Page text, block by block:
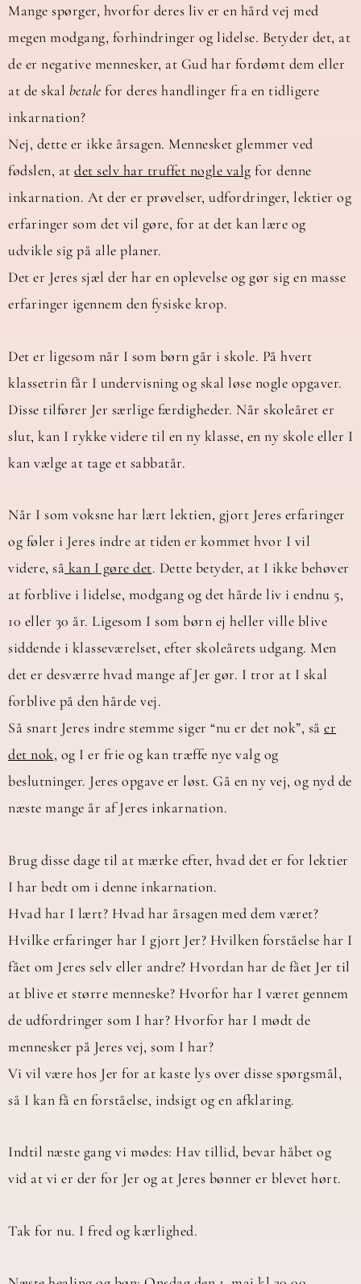
Mange spørger, hvorfor deres liv er en hård vej med
megen modgang, forhindringer og lidelse. Betyder det, at
de er negative mennesker, at Gud har fordømt dem eller
at de skal betale for deres handlinger fra en tidligere
inkarnation?
Nej, dette er ikke årsagen. Mennesket glemmer ved
fødslen, at det selv har truffet nogle valg for denne
inkarnation. At der er prøvelser, udfordringer, lektier og
erfaringer som det vil gøre, for at det kan lære og
udvikle sig på alle planer.
Det er Jeres sjæl der har en oplevelse og gør sig en masse
erfaringer igennem den fysiske krop.
Det er ligesom når I som børn går i skole. På hvert
klassetrin får I undervisning og skal løse nogle opgaver.
Disse tilfører Jer særlige færdigheder. Når skoleåret er
slut, kan I rykke videre til en ny klasse, en ny skole eller I
kan vælge at tage et sabbatår.
Når I som voksne har lært lektien, gjort Jeres erfaringer
og føler i Jeres indre at tiden er kommet hvor I vil
videre, så kan I gøre det. Dette betyder, at I ikke behøver
at forblive i lidelse, modgang og det hårde liv i endnu 5,
10 eller 30 år. Ligesom I som børn ej heller ville blive
siddende i klasseværelset, efter skoleårets udgang. Men
det er desværre hvad mange af Jer gør. I tror at I skal
forblive på den hårde vej.
Så snart Jeres indre stemme siger “nu er det nok”, så er
det nok, og I er frie og kan træffe nye valg og
beslutninger. Jeres opgave er løst. Gå en ny vej, og nyd de
næste mange år af Jeres inkarnation.
Brug disse dage til at mærke efter, hvad det er for lektier
I har bedt om i denne inkarnation.
Hvad har I lært? Hvad har årsagen med dem været?
Hvilke erfaringer har I gjort Jer? Hvilken forståelse har I
fået om Jeres selv eller andre? Hvordan har de fået Jer til
at blive et større menneske? Hvorfor har I været gennem
de udfordringer som I har? Hvorfor har I mødt de
mennesker på Jeres vej, som I har?
Vi vil være hos Jer for at kaste lys over disse spørgsmål,
så I kan få en forståelse, indsigt og en afklaring.
Indtil næste gang vi mødes: Hav tillid, bevar håbet og
vid at vi er der for Jer og at Jeres bønner er blevet hørt.
Tak for nu. I fred og kærlighed.